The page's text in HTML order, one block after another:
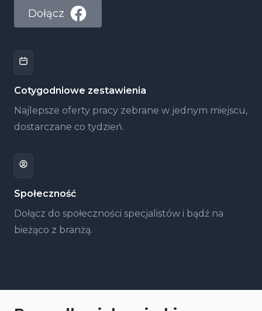
Dołącz
Cotygodniowe zestawienia
Najlepsze oferty pracy zebrane w jednym miejscu,
dostarczane co tydzień.
Społeczność
Dołącz do społeczności specjalistów i bądź na
bieżąco z branżą.